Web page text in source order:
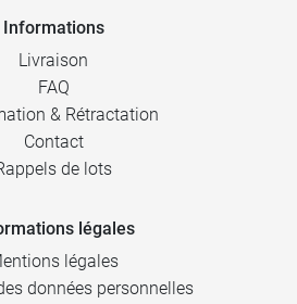
Informations
Livraison
FAQ
& Rétractation
Contact
de lots
légales
légales
données personnelles